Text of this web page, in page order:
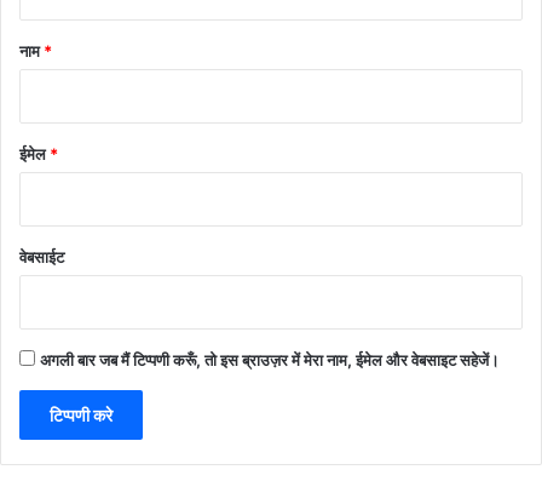
नाम*
ईमेल*
वेबसाईट
अगली बार जब मैं टिप्पणी करूँ, तो इस ब्राउज़र में मेरा नाम, ईमेल और वेबसाइट सहेजें।